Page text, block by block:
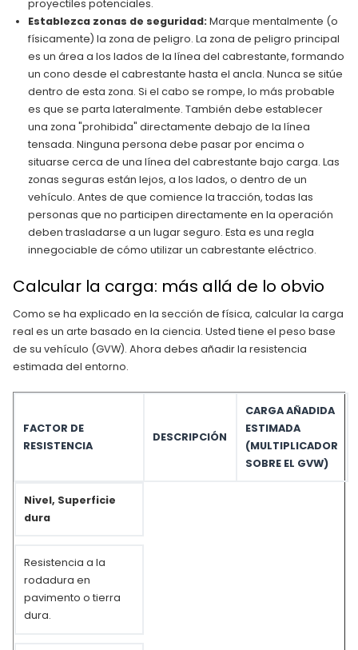
proyectiles potenciales.
Establezca zonas de seguridad: Marque mentalmente (o
físicamente) la zona de peligro. La zona de peligro principal
es un área a los lados de la línea del cabrestante, formando
un cono desde el cabrestante hasta el ancla. Nunca se sitúe
dentro de esta zona. Si el cabo se rompe, lo más probable
es que se parta lateralmente. También debe establecer
una zona "prohibida" directamente debajo de la línea
tensada. Ninguna persona debe pasar por encima o
situarse cerca de una línea del cabrestante bajo carga. Las
zonas seguras están lejos, a los lados, o dentro de un
vehículo. Antes de que comience la tracción, todas las
personas que no participen directamente en la operación
deben trasladarse a un lugar seguro. Esta es una regla
innegociable de cómo utilizar un cabrestante eléctrico.
Calcular la carga: más allá de lo obvio
Como se ha explicado en la sección de física, calcular la carga
real es un arte basado en la ciencia. Usted tiene el peso base
de su vehículo (GVW). Ahora debes añadir la resistencia
estimada del entorno.
FACTOR DE
RESISTENCIA
DESCRIPCIÓN
CARGA AÑADIDA
ESTIMADA
(MULTIPLICADOR
SOBRE EL GVW)
Nivel, Superficie
dura
Resistencia a la
rodadura en
pavimento o tierra
dura.